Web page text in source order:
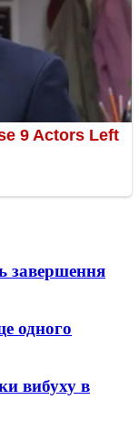
завершення
одного
вибуху в